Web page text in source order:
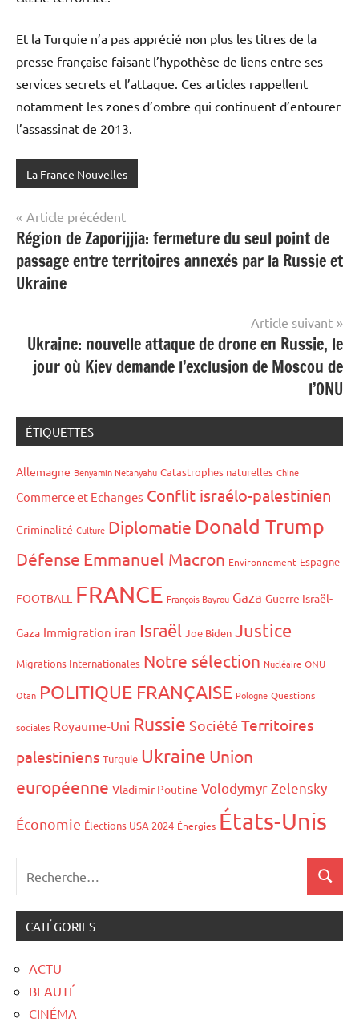
Et la Turquie n’a pas apprécié non plus les titres de la
presse française faisant l’hypothèse de liens entre ses
services secrets et l’attaque. Ces articles rappellent
notamment les zones d’ombre qui continuent d’entourer
l’assassinat de 2013.
La France Nouvelles
Navigation
de
l’article
Article précédent
Région de Zaporijjia: fermeture du seul point de
passage entre territoires annexés par la Russie et
Ukraine
Article suivant
Ukraine: nouvelle attaque de drone en Russie, le
jour où Kiev demande l’exclusion de Moscou de
l’ONU
ÉTIQUETTES
Allemagne Benyamin Netanyahu Catastrophes naturelles Chine
Commerce et Echanges Conflit israélo-palestinien
Criminalité Culture Diplomatie Donald Trump
Défense Emmanuel Macron Environnement Espagne
FOOTBALL FRANCE François Bayrou Gaza Guerre Israël-
Gaza Immigration iran Israël Joe Biden Justice
Migrations Internationales Notre sélection Nucléaire ONU
Otan POLITIQUE FRANÇAISE Pologne Questions
sociales Royaume-Uni Russie Société Territoires
palestiniens Turquie Ukraine Union
européenne Vladimir Poutine Volodymyr Zelensky
Économie Élections USA 2024 Énergies États-Unis
CATÉGORIES
ACTU
BEAUTÉ
CINÉMA